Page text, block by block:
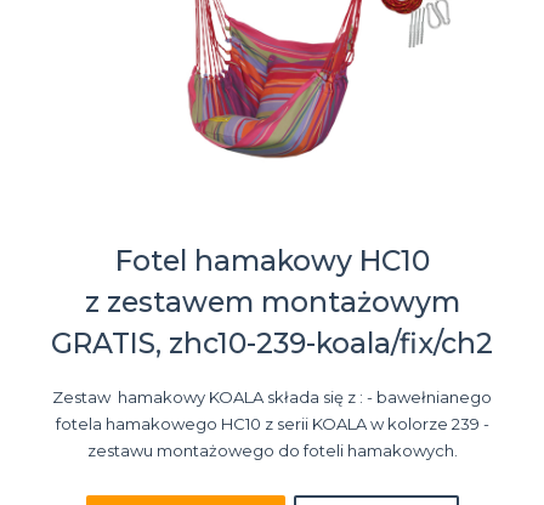
Fotel hamakowy HC10
z zestawem montażowym
GRATIS, zhc10-239-koala/fix/ch2
Zestaw hamakowy KOALA składa się z : - bawełnianego
fotela hamakowego HC10 z serii KOALA w kolorze 239 -
zestawu montażowego do foteli hamakowych.